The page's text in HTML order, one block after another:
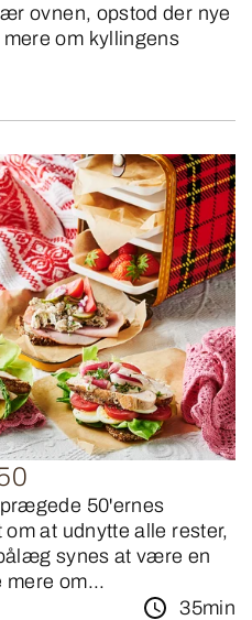
ovnen, opstod der nye
om kyllingens
50'ernes
at udnytte alle rester,
synes at være en
om...
35min